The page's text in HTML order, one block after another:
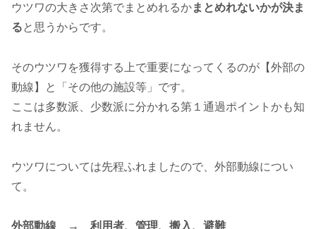
ウツワの大きさ次第でまとめれるかまとめれないかが決ま
ると思うからです。
そのウツワを獲得する上で重要になってくるのが【外部の
動線】と「その他の施設等」です。
ここは多数派、少数派に分かれる第１通過ポイントかも知
れません。
ウツワについては先程ふれましたので、外部動線につい
て。
外部動線 → 利用者、管理、搬入、避難